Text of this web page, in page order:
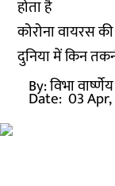
होता है
कोरोना वायरस
दुनिया में किन
By:विभा वार्ष्णेय
Date: 03